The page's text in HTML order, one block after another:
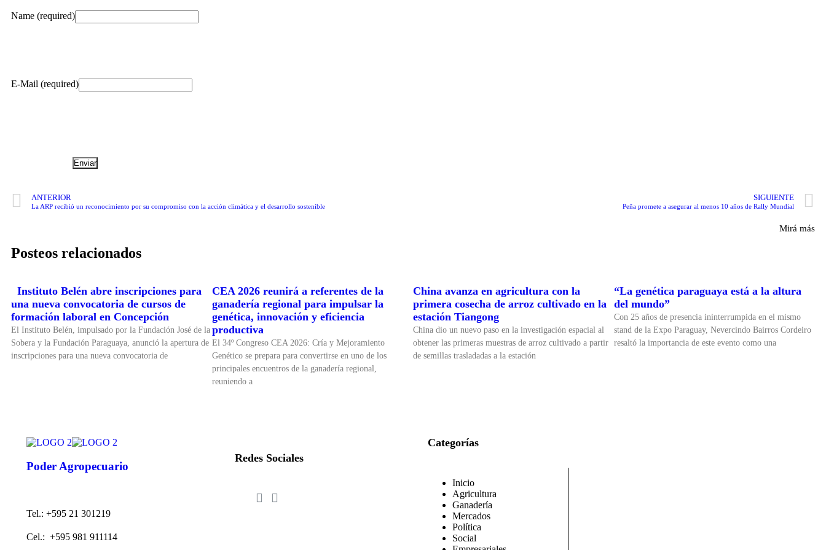
Name (required)
E-Mail (required)
ANTERIOR
La ARP recibió un reconocimiento por su compromiso con la acción climática y el desarrollo sostenible
SIGUIENTE
Peña promete a asegurar al menos 10 años de Rally Mundial
Mirá más
Posteos relacionados
Instituto Belén abre inscripciones para
una nueva convocatoria de cursos de
formación laboral en Concepción
El Instituto Belén, impulsado por la Fundación José de la
Sobera y la Fundación Paraguaya, anunció la apertura de
inscripciones para una nueva convocatoria de
CEA 2026 reunirá a referentes de la
ganadería regional para impulsar la
genética, innovación y eficiencia
productiva
El 34º Congreso CEA 2026: Cría y Mejoramiento
Genético se prepara para convertirse en uno de los
principales encuentros de la ganadería regional,
reuniendo a
China avanza en agricultura con la
primera cosecha de arroz cultivado en la
estación Tiangong
China dio un nuevo paso en la investigación espacial al
obtener las primeras muestras de arroz cultivado a partir
de semillas trasladadas a la estación
“La genética paraguaya está a la altura
del mundo”
Con 25 años de presencia ininterrumpida en el mismo
stand de la Expo Paraguay, Nevercindo Bairros Cordeiro
resaltó la importancia de este evento como una
Poder Agropecuario
Tel.: +595 21 301219
Cel.: +595 981 911114
Redes Sociales
Categorías
Inicio
Agricultura
Ganadería
Mercados
Política
Social